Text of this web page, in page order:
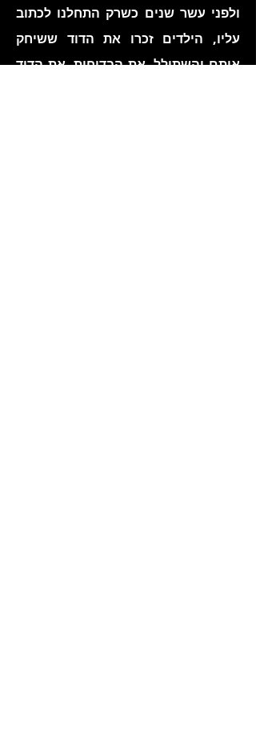
ולפני עשר שנים כשרק התחלנו לכתוב
עליו, הילדים זכרו את הדוד ששיחק
איתם והשתולל, את הבדיחות, את הדוד